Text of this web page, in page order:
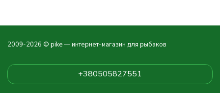
2009-2026 © pike — интернет-магазин для рыбаков
+380505827551